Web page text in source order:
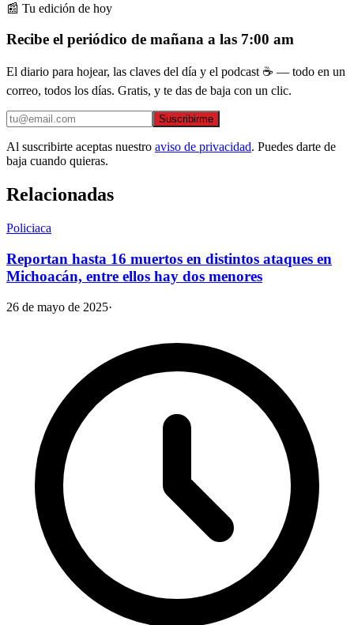
📰 Tu edición de hoy
Recibe el periódico de mañana a las 7:00 am
El diario para hojear, las claves del día y el podcast ☕ — todo en un
correo, todos los días. Gratis, y te das de baja con un clic.
Suscribirme
Al suscribirte aceptas nuestro aviso de privacidad. Puedes darte de
baja cuando quieras.
Relacionadas
Policiaca
Reportan hasta 16 muertos en distintos ataques en
Michoacán, entre ellos hay dos menores
26 de mayo de 2025·